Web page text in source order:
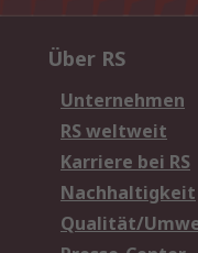
Über RS
Unternehmen
RS weltweit
Karriere bei RS
Nachhaltigkeit
Qualität/